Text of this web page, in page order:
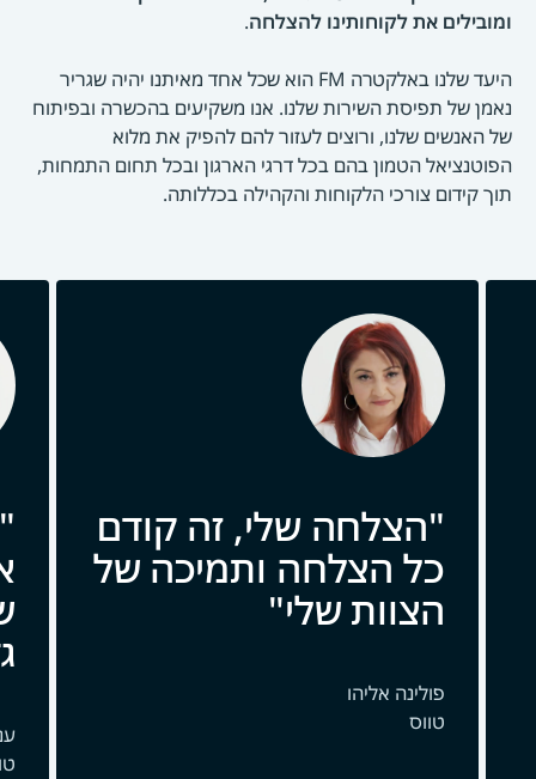
ומובילים את לקוחותינו להצלחה.
היעד שלנו באלקטרה FM הוא שכל אחד מאיתנו יהיה שגריר
נאמן של תפיסת השירות שלנו. אנו משקיעים בהכשרה ובפיתוח
של האנשים שלנו, ורוצים לעזור להם להפיק את מלוא
הפוטנציאל הטמון בהם בכל דרגי הארגון ובכל תחום התמחות,
תוך קידום צורכי הלקוחות והקהילה בכללותה.
הצלחה שלי, זה קודם
כל הצלחה ותמיכה של
הצוות שלי
פולינה אליהו
טווס